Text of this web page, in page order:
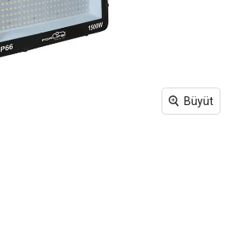
Büyüt